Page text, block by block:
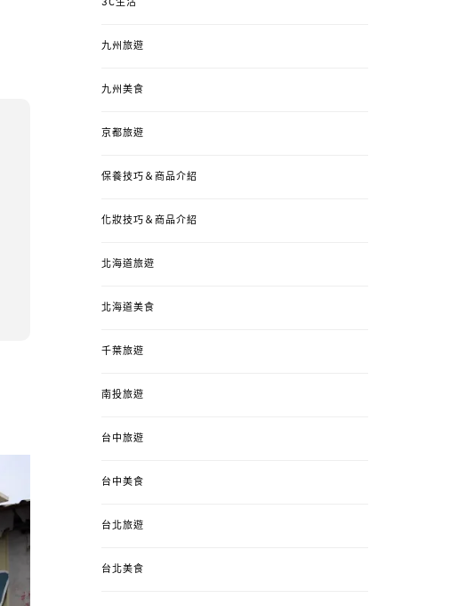
3C生活
九州旅遊
九州美食
京都旅遊
保養技巧＆商品介紹
化妝技巧＆商品介紹
北海道旅遊
北海道美食
千葉旅遊
南投旅遊
台中旅遊
台中美食
台北旅遊
台北美食